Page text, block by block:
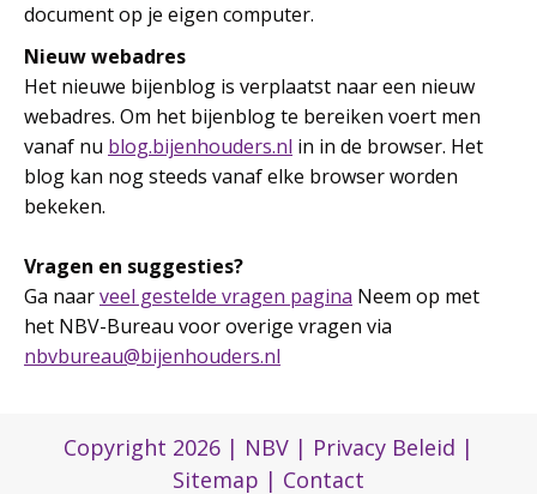
document op je eigen computer.
Nieuw webadres
Het nieuwe bijenblog is verplaatst naar een nieuw
webadres. Om het bijenblog te bereiken voert men
vanaf nu blog.bijenhouders.nl in in de browser. Het
blog kan nog steeds vanaf elke browser worden
bekeken.
Vragen en suggesties?
Ga naarveel gestelde vragen pagina Neem op met
het NBV-Bureau voor overige vragen via
nbvbureau@bijenhouders.nl
Copyright 2026 | NBV | Privacy Beleid |
Sitemap | Contact